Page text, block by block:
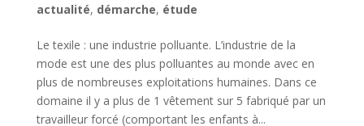
actualité, démarche, étude
Le texile : une industrie polluante. L’industrie de la
mode est une des plus polluantes au monde avec en
plus de nombreuses exploitations humaines. Dans ce
domaine il y a plus de 1 vêtement sur 5 fabriqué par un
travailleur forcé (comportant les enfants à...